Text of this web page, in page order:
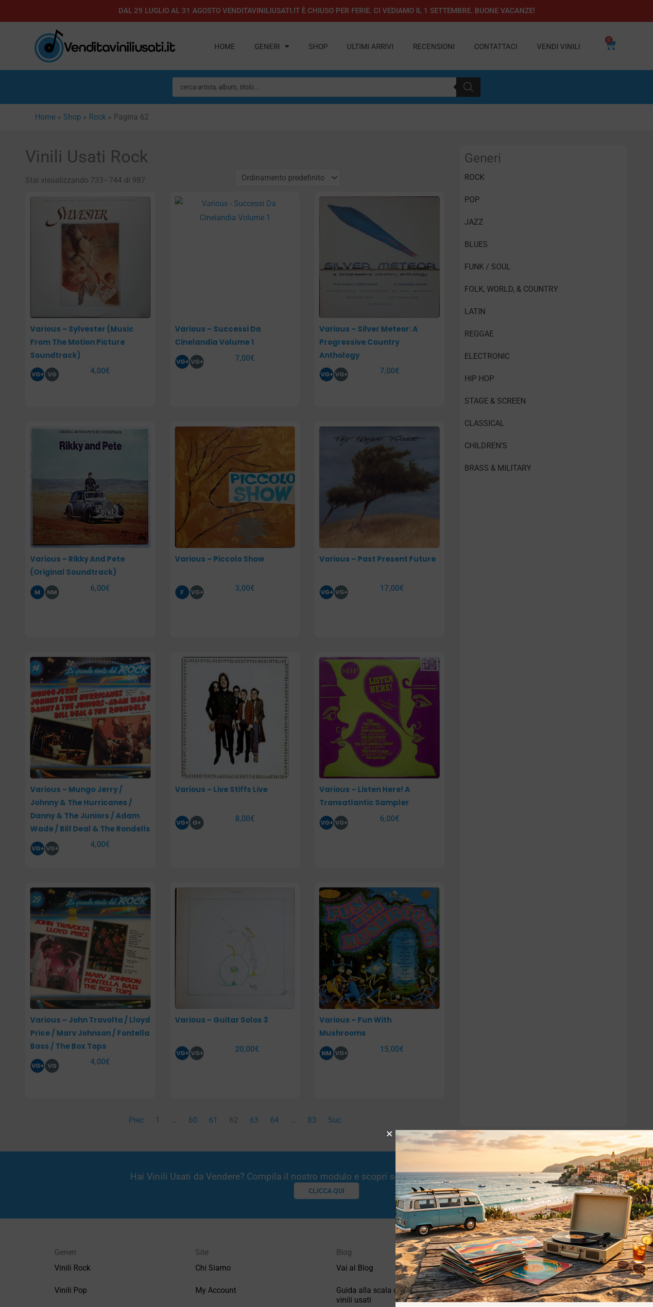
al
DAL 29 LUGLIO AL 31 AGOSTO VENDITAVINILIUSATI.IT È CHIUSO PER FERIE. CI VEDIAMO IL 1 SETTEMBRE. BUONE VACANZE!
HOME GENERI SHOP ULTIMI ARRIVI RECENSIONI CONTATTACI VENDI VINILI
0
Carrello
Ricerca
prodotti
Home » Shop » Rock » Pagina 62
Vinili Usati Rock
Stai visualizzando 733–744 di 987
Various – Sylvester (Music
From The Motion Picture
Soundtrack)
4,00€
Various – Successi Da
Cinelandia Volume 1
7,00€
Various – Silver Meteor: A
Progressive Country
Anthology
7,00€
Various – Rikky And Pete
(Original Soundtrack)
6,00€
Various – Piccolo Show
3,00€
Various – Past Present Future
17,00€
Various – Mungo Jerry /
Johnny & The Hurricanes /
Danny & The Juniors / Adam
Wade / Bill Deal & The Rondells
4,00€
Various – Live Stiffs Live
8,00€
Various – Listen Here! A
Transatlantic Sampler
6,00€
Various – John Travolta / Lloyd
Price / Marv Johnson / Fontella
Bass / The Box Tops
4,00€
Various – Guitar Solos 3
20,00€
Various – Fun With
Mushrooms
15,00€
Prec
Pagina
1 60 61 62 63 64
Pagina
83 Suc
Generi
ROCK
POP
JAZZ
BLUES
FUNK / SOUL
FOLK, WORLD, & COUNTRY
LATIN
REGGAE
ELECTRONIC
HIP HOP
STAGE & SCREEN
CLASSICAL
CHILDREN’S
BRASS & MILITARY
Hai Vinili Usati da Vendere? Compila il nostro modulo e scopri se potremmo essere interessati!
CLICCA QUI
Generi
Vinili Rock
Vinili Pop
Site
Chi Siamo
My Account
Blog
Vai al Blog
Guida alla scala di valutazione dei
vinili usati
Privacy
Privacy Policy
Cookie Policy (UE)